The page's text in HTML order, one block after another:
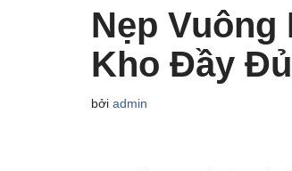
Nẹp Vuông
Kho Đầy
bởi admin